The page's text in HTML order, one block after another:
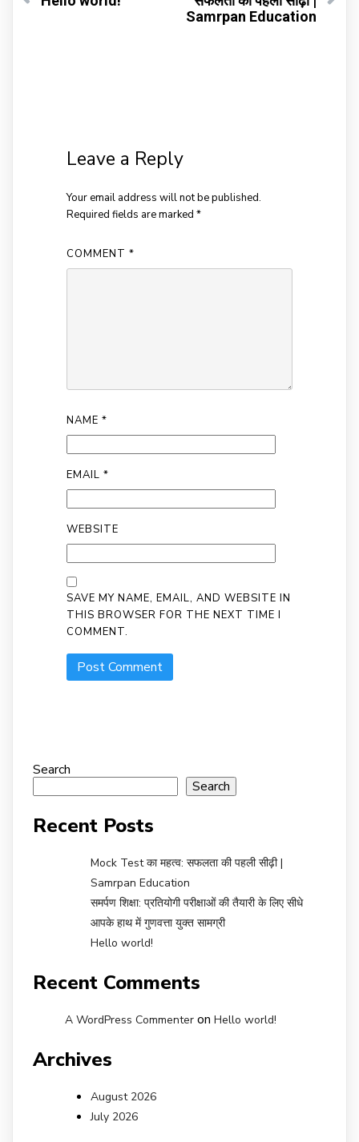
Samrpan Education
Leave a Reply
Your email address will not be published.
Required fields are marked *
COMMENT *
NAME *
EMAIL *
WEBSITE
SAVE MY NAME, EMAIL, AND WEBSITE IN
THIS BROWSER FOR THE NEXT TIME I
COMMENT.
Search
Search
Recent Posts
Mock Test का महत्व: सफलता की पहली सीढ़ी |
Samrpan Education
समर्पण शिक्षा: प्रतियोगी परीक्षाओं की तैयारी के लिए सीधे
आपके हाथ में गुणवत्ता युक्त सामग्री
Hello world!
Recent Comments
A WordPress Commenter on Hello world!
Archives
August 2026
July 2026